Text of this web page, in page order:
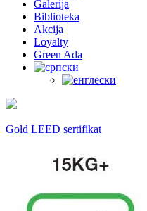
Galerija
Biblioteka
Akcija
Loyalty
Green Ada
Gold LEED sertifikat